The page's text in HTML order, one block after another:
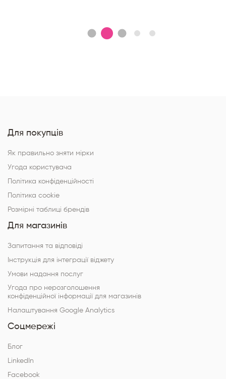
Для покупців
Як правильно зняти мірки
Угода користувача
Політика конфіденційності
Політика cookie
Розмірні таблиці брендів
Для магазинів
Запитання та відповіді
Інструкція для інтеграції віджету
Умови надання послуг
Угода про нерозголошення
конфіденційної інформації для магазинів
Налаштування Google Analytics
Соцмережі
Блог
LinkedIn
Facebook